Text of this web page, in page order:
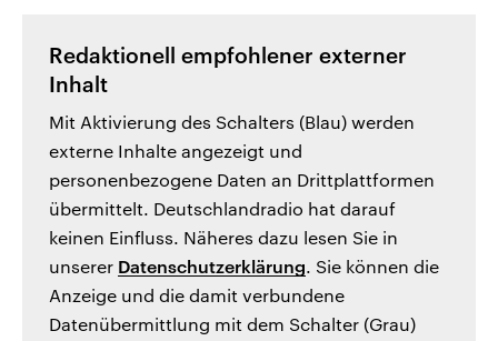
Redaktionell empfohlener externer
Inhalt
Mit Aktivierung des Schalters (Blau) werden
externe Inhalte angezeigt und
personenbezogene Daten an Drittplattformen
übermittelt. Deutschlandradio hat darauf
keinen Einfluss. Näheres dazu lesen Sie in
unserer Datenschutzerklärung. Sie können die
Anzeige und die damit verbundene
Datenübermittlung mit dem Schalter (Grau)